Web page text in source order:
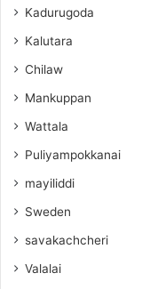
Kadurugoda
Kalutara
Chilaw
Mankuppan
Wattala
Puliyampokkanai
mayiliddi
Sweden
savakachcheri
Valalai